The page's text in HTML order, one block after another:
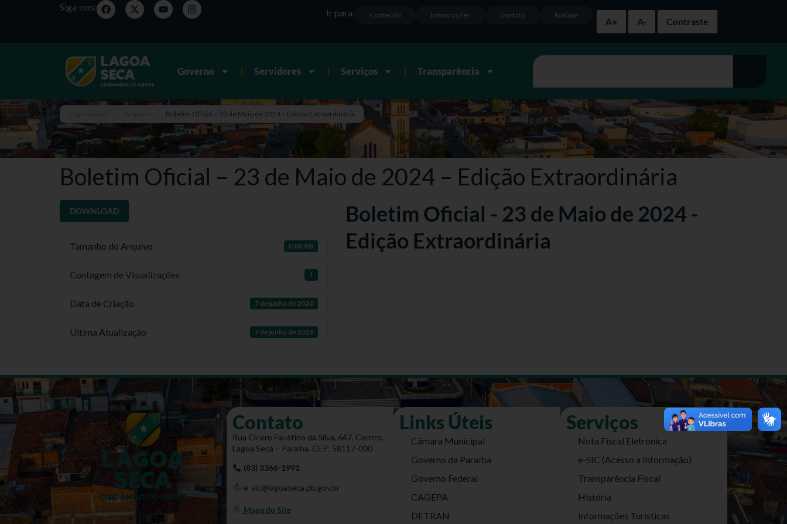
Siga-nos:
A+
A- Contraste
Rodapé
Contato
Informações
Conteúdo
Ir para:
Governo Servidores Serviços Transparência
Boletim Oficial – 23 de Maio de 2024 – Edição Extraordinária
Boletim Oficial – 23 de Maio de 2024 – Edição Extraordinária
DOWNLOAD
Tamanho do Arquivo 0.00 KB
Contagem de Visualizações 1
Data de Criação 7 de junho de 2024
Ultima Atualização 7 de junho de 2024
Boletim Oficial - 23 de Maio de 2024 -
Edição Extraordinária
Contato
Rua Cícero Faustino da Silva, 647, Centro,
Lagoa Seca – Paraíba. CEP: 58117-000
(83) 3366-1991
e-sic@lagoaseca.pb.gov.br
Mapa do Site
Links Úteis
Câmara Municipal
Governo da Paraíba
Governo Federal
CAGEPA
DETRAN
Serviços
Nota Fiscal Eletrônica
e-SIC (Acesso a Informação)
Transparência Fiscal
História
Informações Turísticas